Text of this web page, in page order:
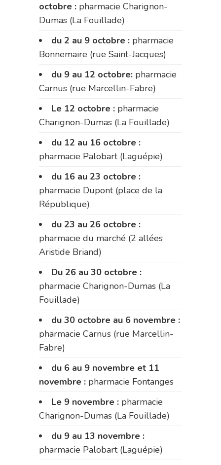
octobre : pharmacie Charignon-
Dumas (La Fouillade)
du 2 au 9 octobre : pharmacie
Bonnemaire (rue Saint-Jacques)
du 9 au 12 octobre: pharmacie
Carnus (rue Marcellin-Fabre)
Le 12 octobre : pharmacie
Charignon-Dumas (La Fouillade)
du 12 au 16 octobre :
pharmacie Palobart (Laguépie)
du 16 au 23 octobre :
pharmacie Dupont (place de la
République)
du 23 au 26 octobre :
pharmacie du marché (2 allées
Aristide Briand)
Du 26 au 30 octobre :
pharmacie Charignon-Dumas (La
Fouillade)
du 30 octobre au 6 novembre :
pharmacie Carnus (rue Marcellin-
Fabre)
du 6 au 9 novembre et 11
novembre : pharmacie Fontanges
Le 9 novembre : pharmacie
Charignon-Dumas (La Fouillade)
du 9 au 13 novembre :
pharmacie Palobart (Laguépie)